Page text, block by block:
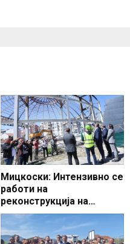
Мицкоски: Интензивно се
работи на
реконструкција на
Универзалната сала,
очекувам да заврши во
предвидениот рок